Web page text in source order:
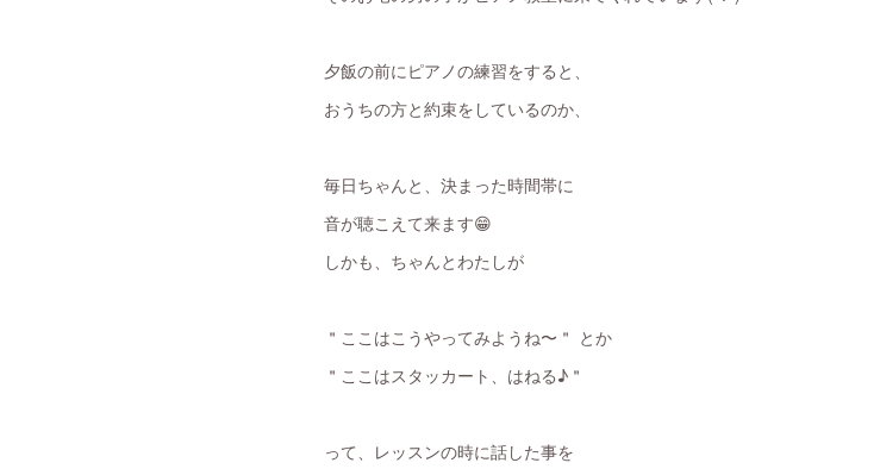
夕飯の前にピアノの練習をすると、
おうちの方と約束をしているのか、
毎日ちゃんと、決まった時間帯に
音が聴こえて来ます😁
しかも、ちゃんとわたしが
＂ここはこうやってみようね〜＂ とか
＂ここはスタッカート、はねる♪＂
って、レッスンの時に話した事を